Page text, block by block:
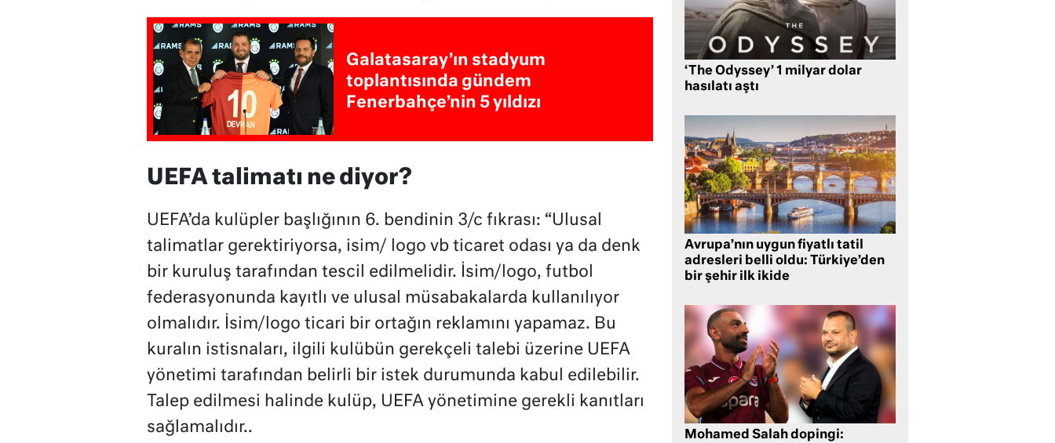
Galatasaray’ın stadyum
toplantısında gündem
Fenerbahçe’nin 5 yıldızı
UEFA talimatı ne diyor?
UEFA’da kulüpler başlığının 6. bendinin 3/c fıkrası: “Ulusal
talimatlar gerektiriyorsa, isim/ logo vb ticaret odası ya da denk
bir kuruluş tarafından tescil edilmelidir. İsim/logo, futbol
federasyonunda kayıtlı ve ulusal müsabakalarda kullanılıyor
olmalıdır. İsim/logo ticari bir ortağın reklamını yapamaz. Bu
kuralın istisnaları, ilgili kulübün gerekçeli talebi üzerine UEFA
yönetimi tarafından belirli bir istek durumunda kabul edilebilir.
Talep edilmesi halinde kulüp, UEFA yönetimine gerekli kanıtları
sağlamalıdır..
‘The Odyssey’ 1 milyar dolar
hasılatı aştı
Avrupa’nın uygun fiyatlı tatil
adresleri belli oldu: Türkiye’den
bir şehir ilk ikide
Mohamed Salah dopingi: